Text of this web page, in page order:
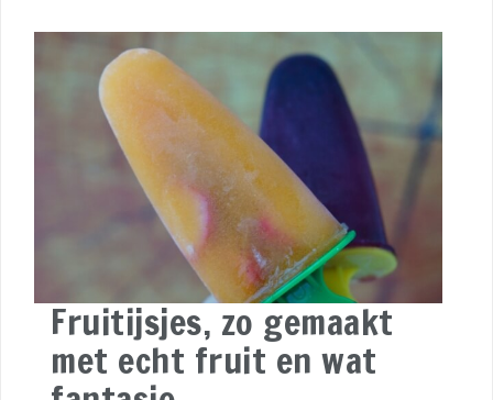
Fruitijsjes, zo gemaakt
met echt fruit en wat